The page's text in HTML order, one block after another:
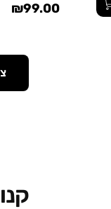
₪99.00